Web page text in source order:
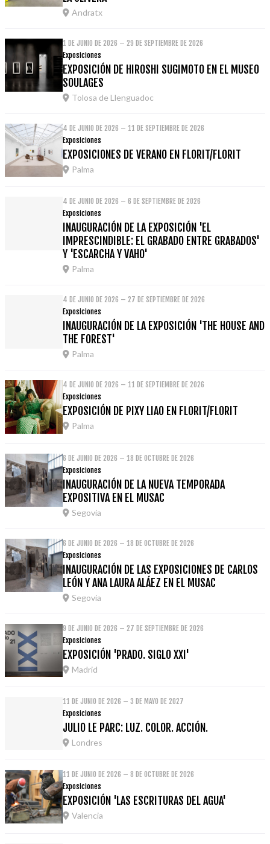
Andratx
1 DE JUNIO DE 2026 – 29 DE SEPTIEMBRE DE 2026
Exposiciones
EXPOSICIÓN DE HIROSHI SUGIMOTO EN EL MUSEO
SOULAGES
Tolosa de Llenguadoc
4 DE JUNIO DE 2026 – 11 DE SEPTIEMBRE DE 2026
Exposiciones
EXPOSICIONES DE VERANO EN FLORIT/FLORIT
Palma
4 DE JUNIO DE 2026 – 6 DE SEPTIEMBRE DE 2026
Exposiciones
INAUGURACIÓN DE LA EXPOSICIÓN 'EL
IMPRESCINDIBLE: EL GRABADO ENTRE GRABADOS'
Y 'ESCARCHA Y VAHO'
Palma
4 DE JUNIO DE 2026 – 27 DE SEPTIEMBRE DE 2026
Exposiciones
INAUGURACIÓN DE LA EXPOSICIÓN 'THE HOUSE AND
THE FOREST'
Palma
4 DE JUNIO DE 2026 – 11 DE SEPTIEMBRE DE 2026
Exposiciones
EXPOSICIÓN DE PIXY LIAO EN FLORIT/FLORIT
Palma
6 DE JUNIO DE 2026 – 18 DE OCTUBRE DE 2026
Exposiciones
INAUGURACIÓN DE LA NUEVA TEMPORADA
EXPOSITIVA EN EL MUSAC
Segovia
6 DE JUNIO DE 2026 – 18 DE OCTUBRE DE 2026
Exposiciones
INAUGURACIÓN DE LAS EXPOSICIONES DE CARLOS
LEÓN Y ANA LAURA ALÁEZ EN EL MUSAC
Segovia
9 DE JUNIO DE 2026 – 27 DE SEPTIEMBRE DE 2026
Exposiciones
EXPOSICIÓN 'PRADO. SIGLO XXI'
Madrid
11 DE JUNIO DE 2026 – 3 DE MAYO DE 2027
Exposiciones
JULIO LE PARC: LUZ. COLOR. ACCIÓN.
Londres
11 DE JUNIO DE 2026 – 8 DE OCTUBRE DE 2026
Exposiciones
EXPOSICIÓN 'LAS ESCRITURAS DEL AGUA'
Valencia